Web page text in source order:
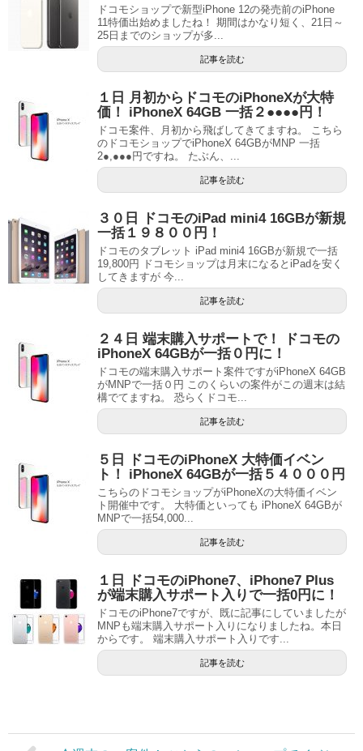
ドコモショップで新型iPhone 12の発売前のiPhone
11特価出始めましたね！ 期間はかなり短く、21日～
25日までのショップが多...
記事を読む
１日 月初からドコモのiPhoneXが大特
価！ iPhoneX 64GB 一括２●●●●円！
ドコモ案件、月初から飛ばしてきてますね。 こちら
のドコモショップでiPhoneX 64GBがMNP 一括
2●,●●●円ですね。 たぶん、...
記事を読む
３０日 ドコモのiPad mini4 16GBが新規
一括１９８００円！
ドコモのタブレット iPad mini4 16GBが新規で一括
19,800円 ドコモショップは月末になるとiPadを安く
してきますが 今...
記事を読む
２４日 端末購入サポートで！ ドコモの
iPhoneX 64GBが一括０円に！
ドコモの端末購入サポート案件ですがiPhoneX 64GB
がMNPで一括０円 このくらいの案件がこの週末は結
構でてますね。 恐らくドコモ...
記事を読む
５日 ドコモのiPhoneX 大特価イベン
ト！ iPhoneX 64GBが一括５４０００円
こちらのドコモショップがiPhoneXの大特価イベン
ト開催中です。 大特価といっても iPhoneX 64GBが
MNPで一括54,000...
記事を読む
１日 ドコモのiPhone7、iPhone7 Plus
が端末購入サポート入りで一括0円に！
ドコモのiPhone7ですが、既に記事にしていましたが
MNPも端末購入サポート入りになりましたね。本日
からです。 端末購入サポート入りです...
記事を読む